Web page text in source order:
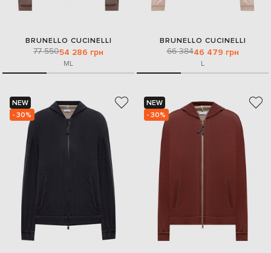
BRUNELLO CUCINELLI
77 55054 286 грн
ML
BRUNELLO CUCINELLI
66 38446 479 грн
L
NEW
- 30%
NEW
- 30%